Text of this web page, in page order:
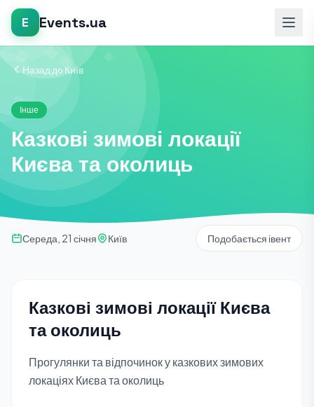
E Events.ua
Назад до Київ
Інше
Казкові зимові локації
Києва та околиць
Середа, 21 січня Київ Подобається івент
Казкові зимові локації Києва
та околиць
Прогулянки та відпочинок у казкових зимових
локаціях Києва та околиць